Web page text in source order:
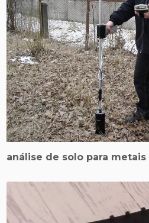
análise de solo para metais